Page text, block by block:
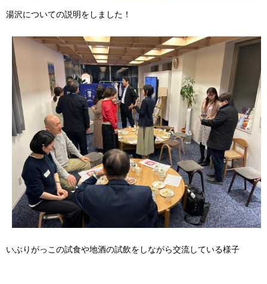
湯沢についての説明をしました！
いぶりがっこの試食や地酒の試飲をしながら交流している様子